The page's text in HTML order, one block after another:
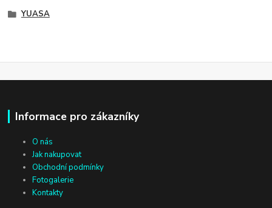
YUASA
Informace pro zákazníky
O nás
Jak nakupovat
Obchodní podmínky
Fotogalerie
Kontakty